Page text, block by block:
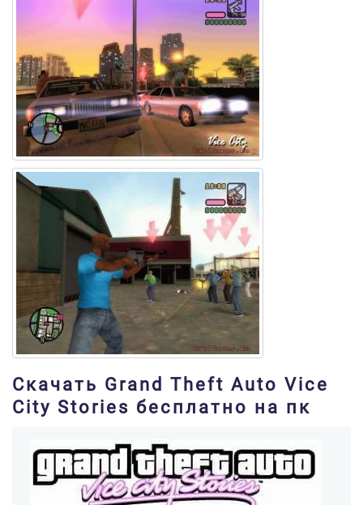
Скачать Grand Theft Auto Vice
City Stories бесплатно на пк